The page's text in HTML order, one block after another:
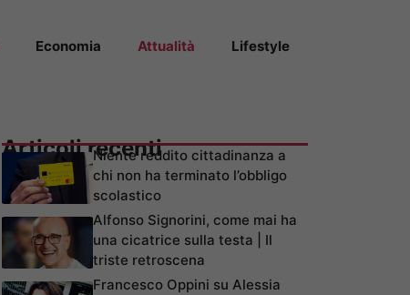
Economia Attualità Lifestyle
Articoli recentiNiente reddito cittadinanza a
chi non ha terminato l’obbligo
scolastico
Alfonso Signorini, come mai ha
una cicatrice sulla testa | Il
triste retroscena
Francesco Oppini su Alessia